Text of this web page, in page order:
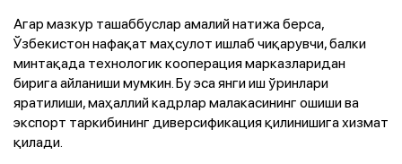
Агар мазкур ташаббуслар амалий натижа берса,
Ўзбекистон нафақат маҳсулот ишлаб чиқарувчи, балки
минтақада технологик кооперация марказларидан
бирига айланиши мумкин. Бу эса янги иш ўринлари
яратилиши, маҳаллий кадрлар малакасининг ошиши ва
экспорт таркибининг диверсификация қилинишига хизмат
қилади.